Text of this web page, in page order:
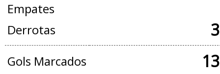
Empates
Derrotas
Gols Marcados